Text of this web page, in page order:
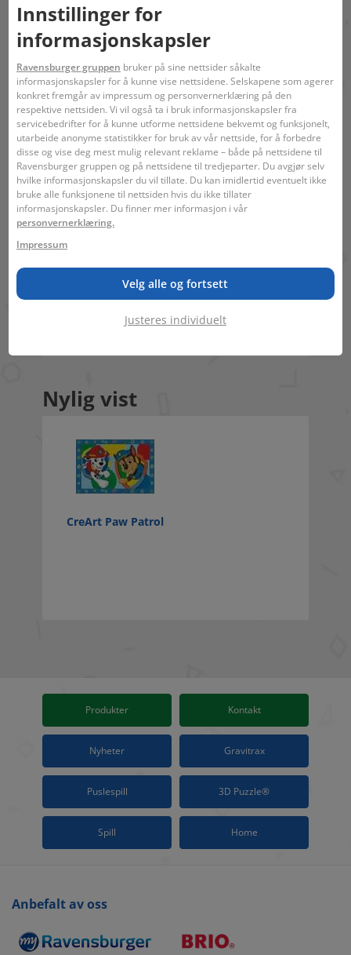
kan slå opp i den. Inneholder
reaksjonsmasse av: 5-Chlor-2- methyl-2H-
isothiazol-3-on og 2-Methyl-2H-isothiazol-3-
on (3:1). Kan fremkalle allergiske reaksjoner.
Små deler. Kvelningsfare.
5 - 7 34 x 23 x 4 cm 22 x 32 x 0,3 cm
Lignende temaer
Tegninger
Kreativitet
Nylig vist
CreArt Paw Patrol
Produkter Kontakt
Nyheter Gravitrax
Puslespill 3D Puzzle®
Spill Home
Anbefalt av oss
Innstillinger for
informasjonskapsler
Ravensburger gruppen bruker på sine nettsider såkalte
informasjonskapsler for å kunne vise nettsidene. Selskapene som agerer
konkret fremgår av impressum og personvernerklæring på den
respektive nettsiden. Vi vil også ta i bruk informasjonskapsler fra
servicebedrifter for å kunne utforme nettsidene bekvemt og funksjonelt,
utarbeide anonyme statistikker for bruk av vår nettside, for å forbedre
disse og vise deg mest mulig relevant reklame – både på nettsidene til
Ravensburger gruppen og på nettsidene til tredjeparter. Du avgjør selv
hvilke informasjonskapsler du vil tillate. Du kan imidlertid eventuelt ikke
bruke alle funksjonene til nettsiden hvis du ikke tillater
informasjonskapsler. Du finner mer informasjon i vår
personvernerklæring.
Impressum
Velg alle og fortsett
Justeres individuelt